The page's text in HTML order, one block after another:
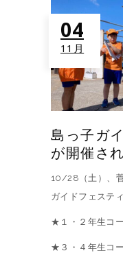
04
11月
島っ子ガ
が開催さ
10/28（土）、
ガイドフェステ
★１・２年生コ
★３・４年生コ